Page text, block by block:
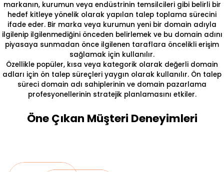
markanın, kurumun veya endüstrinin temsilcileri gibi belirli bir
hedef kitleye yönelik olarak yapılan talep toplama sürecini
ifade eder. Bir marka veya kurumun yeni bir domain adıyla
ilgilenip ilgilenmediğini önceden belirlemek ve bu domain adını
piyasaya sunmadan önce ilgilenen taraflara öncelikli erişim
sağlamak için kullanılır.
Özellikle popüler, kısa veya kategorik olarak değerli domain
adları için ön talep süreçleri yaygın olarak kullanılır. Ön talep
süreci domain adı sahiplerinin ve domain pazarlama
profesyonellerinin stratejik planlamasını etkiler.
Öne Çıkan Müşteri Deneyimleri